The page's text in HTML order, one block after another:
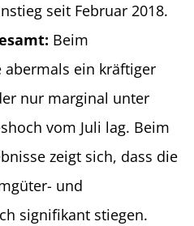
seit Februar 2018.
Beim
abermals ein kräftiger
nur marginal unter
vom Juli lag. Beim
zeigt sich, dass die
und
signifikant stiegen.